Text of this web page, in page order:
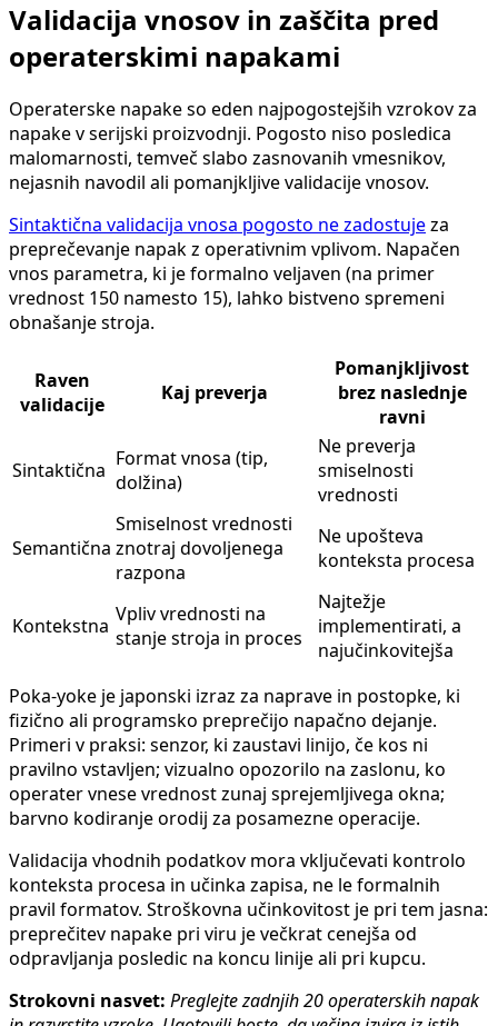
Validacija vnosov in zaščita pred
operaterskimi napakami
Operaterske napake so eden najpogostejših vzrokov za
napake v serijski proizvodnji. Pogosto niso posledica
malomarnosti, temveč slabo zasnovanih vmesnikov,
nejasnih navodil ali pomanjkljive validacije vnosov.
Sintaktična validacija vnosa pogosto ne zadostujeza
preprečevanje napak z operativnim vplivom. Napačen
vnos parametra, ki je formalno veljaven (na primer
vrednost 150 namesto 15), lahko bistveno spremeni
obnašanje stroja.
Raven
validacije
Kaj preverja
Pomanjkljivost
brez naslednje
ravni
Sintaktična Format vnosa (tip,
dolžina)
Ne preverja
smiselnosti
vrednosti
Semantična
Smiselnost vrednosti
znotraj dovoljenega
razpona
Ne upošteva
konteksta procesa
Kontekstna Vpliv vrednosti na
stanje stroja in proces
Najtežje
implementirati, a
najučinkovitejša
Poka-yoke je japonski izraz za naprave in postopke, ki
fizično ali programsko preprečijo napačno dejanje.
Primeri v praksi: senzor, ki zaustavi linijo, če kos ni
pravilno vstavljen; vizualno opozorilo na zaslonu, ko
operater vnese vrednost zunaj sprejemljivega okna;
barvno kodiranje orodij za posamezne operacije.
Validacija vhodnih podatkov mora vključevati kontrolo
konteksta procesa in učinka zapisa, ne le formalnih
pravil formatov. Stroškovna učinkovitost je pri tem jasna:
preprečitev napake pri viru je večkrat cenejša od
odpravljanja posledic na koncu linije ali pri kupcu.
Strokovni nasvet: Preglejte zadnjih 20 operaterskih napak